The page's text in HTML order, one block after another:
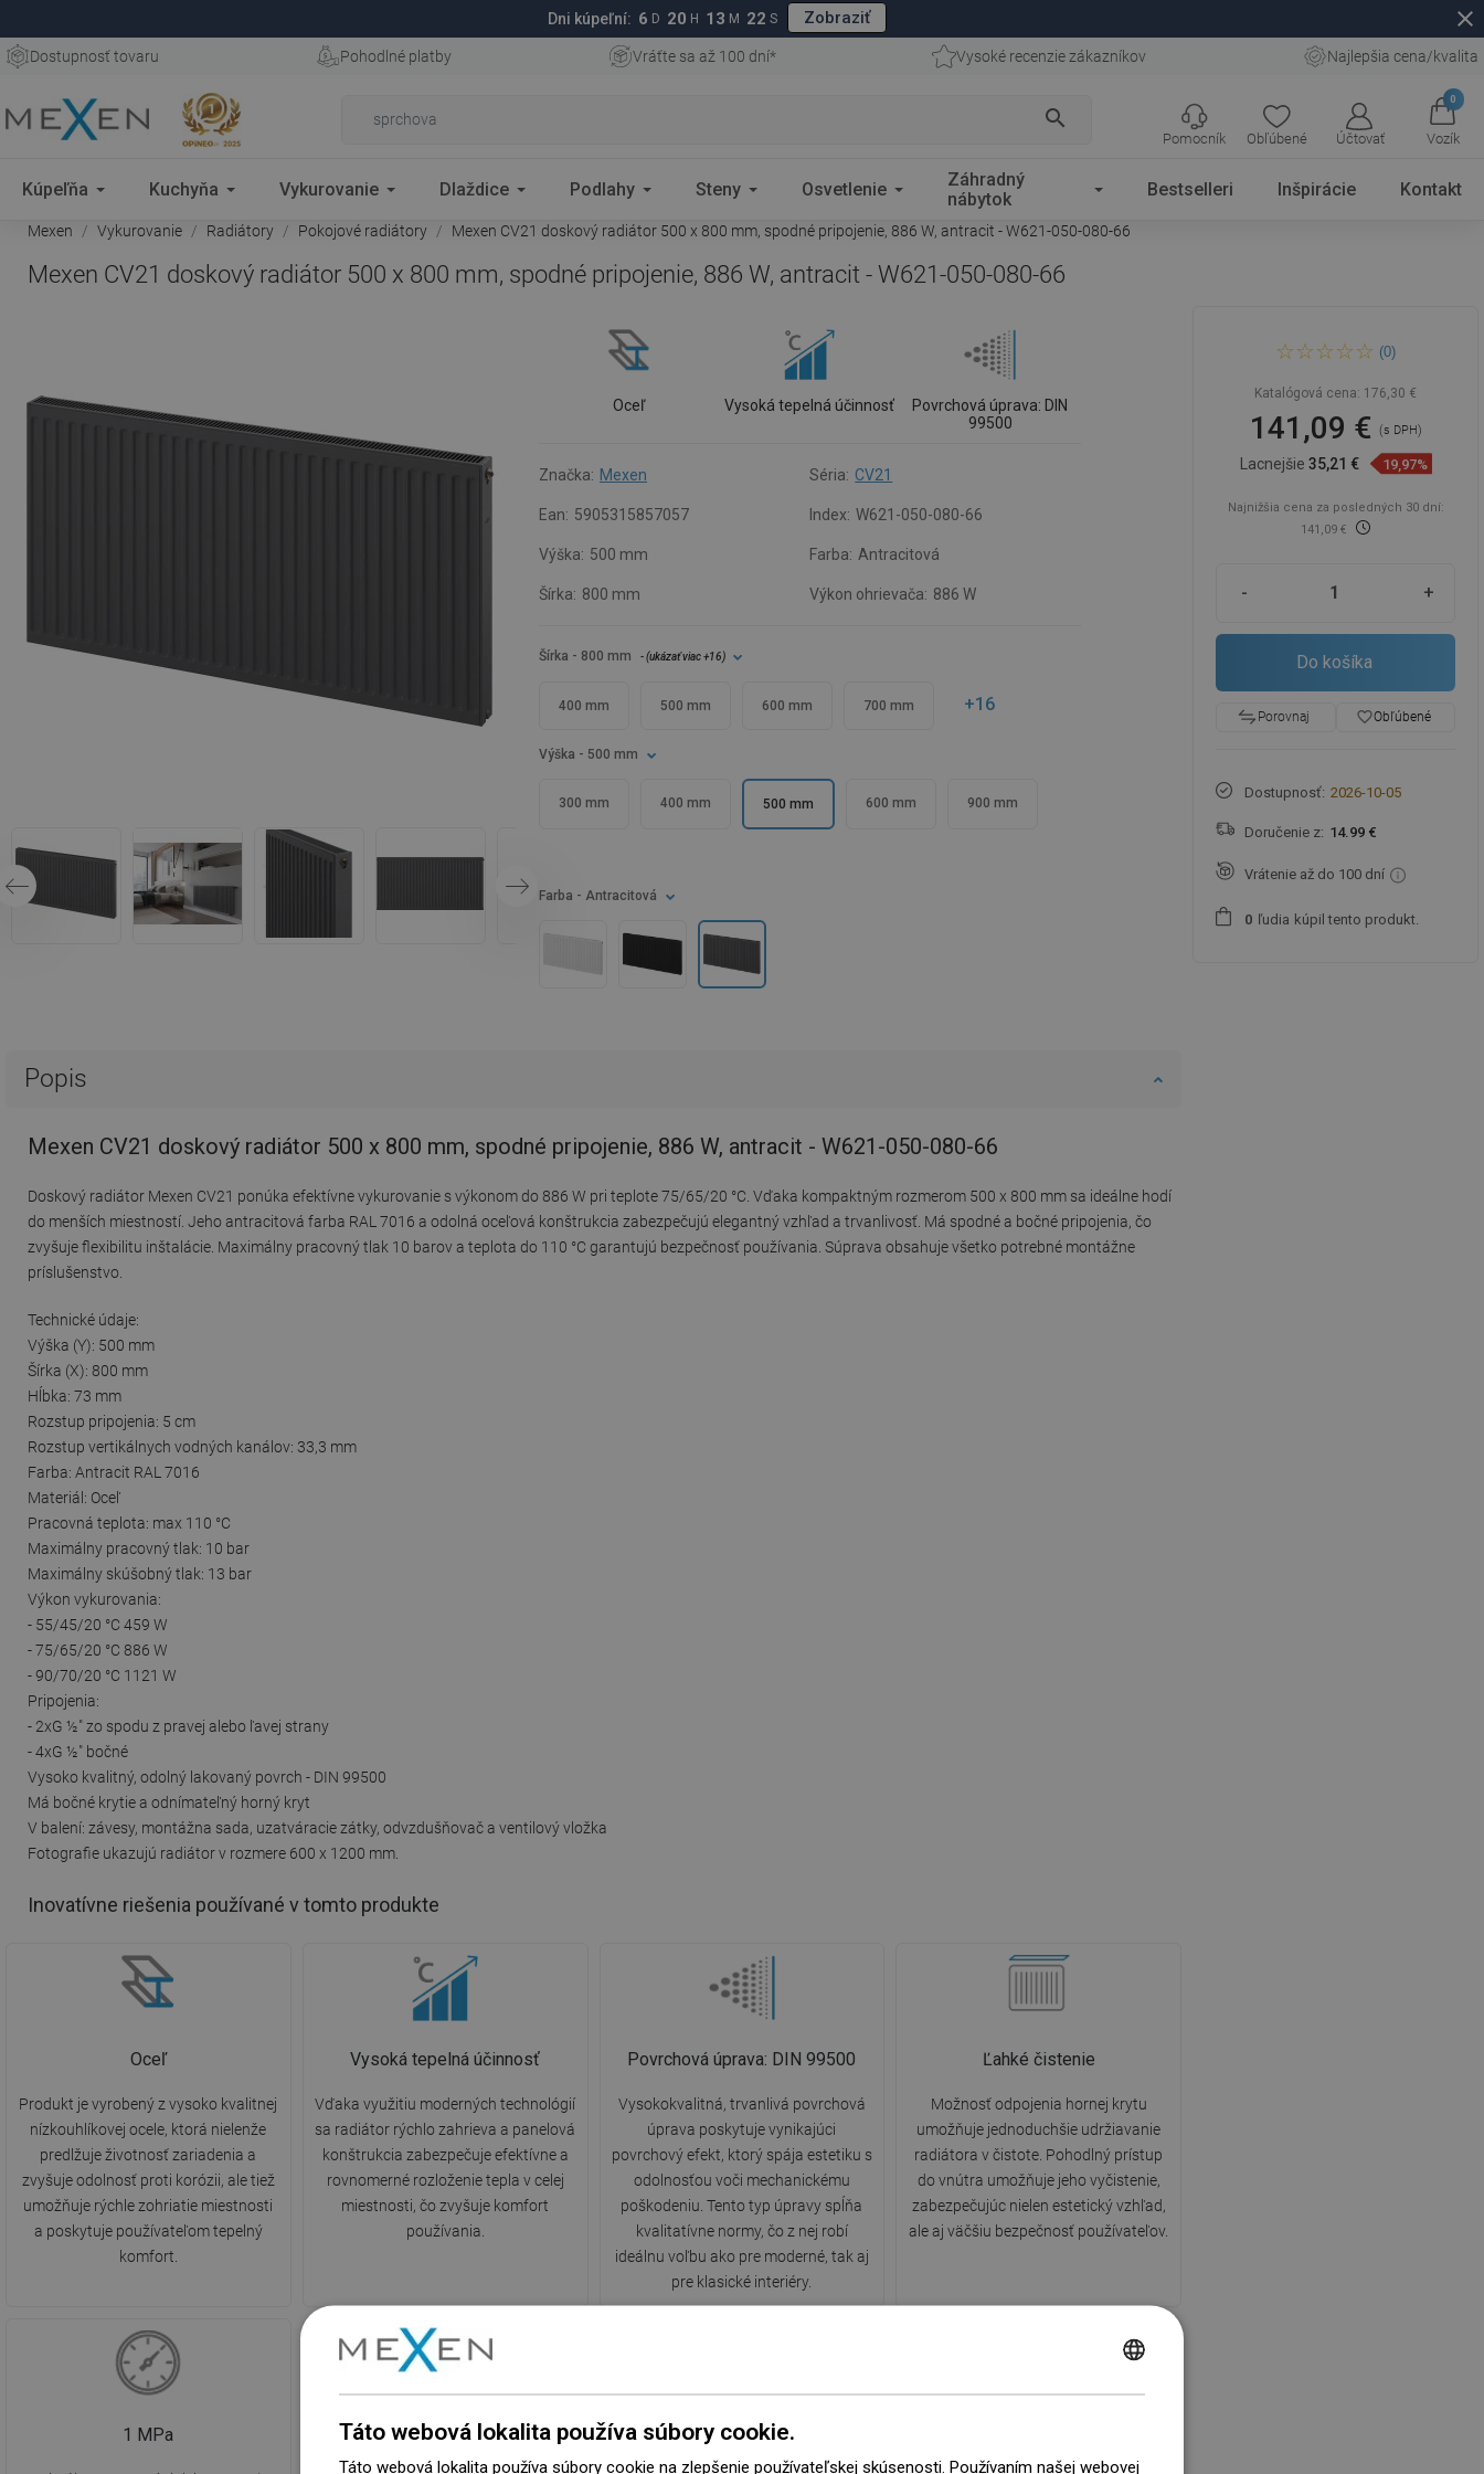
Dni kúpeľní: 6 D 20 H 13 M 21 S Zobraziť close
Dostupnosť tovaru Pohodlné platby Vráťte sa až 100 dní* Vysoké recenzie zákazníkov Najlepšia cena/kvalita
search
Obľúbené Účtovať
0
Vozík
Pomocník
Kúpeľňa Kuchyňa Vykurovanie Dlaždice Podlahy Steny Osvetlenie
Záhradný
nábytok
Bestselleri Inšpirácie Kontakt
Mexen Vykurovanie Radiátory Pokojové radiátory Mexen CV21 doskový radiátor 500 x 800 mm, spodné pripojenie, 886 W, antracit - W621-050-080-66
Mexen CV21 doskový radiátor 500 x 800 mm, spodné pripojenie, 886 W, antracit - W621-050-080-66
Oceľ Vysoká tepelná účinnosť
Povrchová úprava: DIN
99500
Značka: Mexen Séria: CV21
Ean: 5905315857057 Index: W621-050-080-66
Výška: 500 mm Farba: Antracitová
Šírka: 800 mm Výkon ohrievača: 886 W
Šírka - 800 mm - (ukázať viac+16)
400 mm 500 mm 600 mm 700 mm +16
Výška - 500 mm
300 mm 400 mm 500 mm 600 mm 900 mm
Farba - Antracitová
Popis
Mexen CV21 doskový radiátor 500 x 800 mm, spodné pripojenie, 886 W, antracit - W621-050-080-66
Doskový radiátor Mexen CV21 ponúka efektívne vykurovanie s výkonom do 886 W pri teplote 75/65/20 °C. Vďaka kompaktným rozmerom 500 x 800 mm sa ideálne hodí
do menších miestností. Jeho antracitová farba RAL 7016 a odolná oceľová konštrukcia zabezpečujú elegantný vzhľad a trvanlivosť. Má spodné a bočné pripojenia, čo
zvyšuje flexibilitu inštalácie. Maximálny pracovný tlak 10 barov a teplota do 110 °C garantujú bezpečnosť používania. Súprava obsahuje všetko potrebné montážne
príslušenstvo.
Technické údaje:
Výška (Y): 500 mm
Šírka (X): 800 mm
Hĺbka: 73 mm
Rozstup pripojenia: 5 cm
Rozstup vertikálnych vodných kanálov: 33,3 mm
Farba: Antracit RAL 7016
Materiál: Oceľ
Pracovná teplota: max 110 °C
Maximálny pracovný tlak: 10 bar
Maximálny skúšobný tlak: 13 bar
Výkon vykurovania:
- 55/45/20 °C 459 W
- 75/65/20 °C 886 W
- 90/70/20 °C 1121 W
Pripojenia:
- 2xG ½″ zo spodu z pravej alebo ľavej strany
- 4xG ½″ bočné
Vysoko kvalitný, odolný lakovaný povrch - DIN 99500
Má bočné krytie a odnímateľný horný kryt
V balení: závesy, montážna sada, uzatváracie zátky, odvzdušňovač a ventilový vložka
Fotografie ukazujú radiátor v rozmere 600 x 1200 mm.
Inovatívne riešenia používané v tomto produkte
Oceľ
Produkt je vyrobený z vysoko kvalitnej
nízkouhlíkovej ocele, ktorá nielenže
predlžuje životnosť zariadenia a
zvyšuje odolnosť proti korózii, ale tiež
umožňuje rýchle zohriatie miestnosti
a poskytuje používateľom tepelný
komfort.
Vysoká tepelná účinnosť
Vďaka využitiu moderných technológií
sa radiátor rýchlo zahrieva a panelová
konštrukcia zabezpečuje efektívne a
rovnomerné rozloženie tepla v celej
miestnosti, čo zvyšuje komfort
používania.
Povrchová úprava: DIN 99500
Vysokokvalitná, trvanlivá povrchová
úprava poskytuje vynikajúci
povrchový efekt, ktorý spája estetiku s
odolnosťou voči mechanickému
poškodeniu. Tento typ úpravy spĺňa
kvalitatívne normy, čo z nej robí
ideálnu voľbu ako pre moderné, tak aj
pre klasické interiéry.
Ľahké čistenie
Možnosť odpojenia hornej krytu
umožňuje jednoduchšie udržiavanie
radiátora v čistote. Pohodlný prístup
do vnútra umožňuje jeho vyčistenie,
zabezpečujúc nielen estetický vzhľad,
ale aj väčšiu bezpečnosť používateľov.
1 MPa Max. 110 °C
Odolnosť voči matovaniu a
korózii
radiátor 500 x 800 mm,
antracit - W621-050-080-66
(0)
Katalógová cena: 176,30 €
141,09 € (s DPH)
Lacnejšie35,21 € 19,97%
Najnižšia cena za posledných 30 dní:
141,09 €
- +
Do košíka
Porovnaj favorite_borderObľúbené
Dostupnosť: 2026-10-05
Doručenie z: 14.99 €
Vrátenie až do 100 dní
0 ľudia kúpil tento produkt.
Táto webová lokalita používa súbory cookie.
Táto webová lokalita používa súbory cookie na zlepšenie používateľskej skúsenosti. Používaním našej webovej